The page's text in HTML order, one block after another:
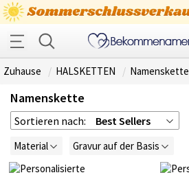
Zuhause HALSKETTEN Namenskette
Namenskette
Sortieren nach: Best Sellers
Material Gravur auf der Basis